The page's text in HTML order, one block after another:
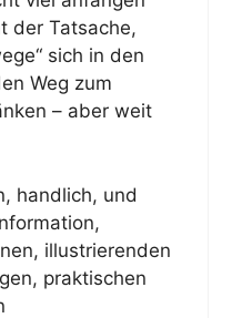
der Tatsache,
sich in den
Weg zum
– aber weit
handlich, und
illustrierenden
praktischen